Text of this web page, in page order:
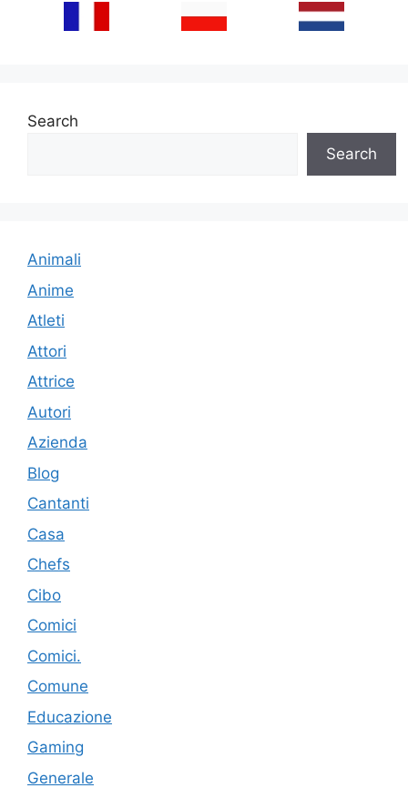
Search
Search
Animali
Anime
Atleti
Attori
Attrice
Autori
Azienda
Blog
Cantanti
Casa
Chefs
Cibo
Comici
Comici.
Comune
Educazione
Gaming
Generale